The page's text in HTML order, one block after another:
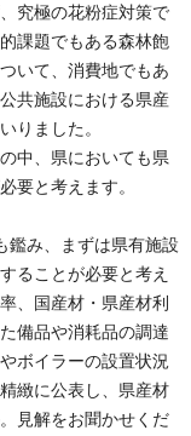
究極の花粉症対策で
課題でもある森林飽
いて、消費地でもあ
共施設における県産
りました。
中、県においても県
要と考えます。
鑑み、まずは県有施設
ることが必要と考え
、国産材・県産材利
備品や消耗品の調達
ボイラーの設置状況
緻に公表し、県産材
見解をお聞かせくだ